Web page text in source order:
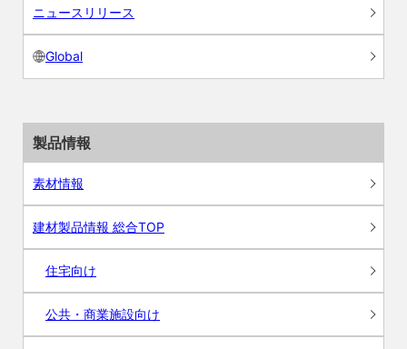
ニュースリリース
Global
製品情報
素材情報
建材製品情報 総合TOP
住宅向け
公共・商業施設向け